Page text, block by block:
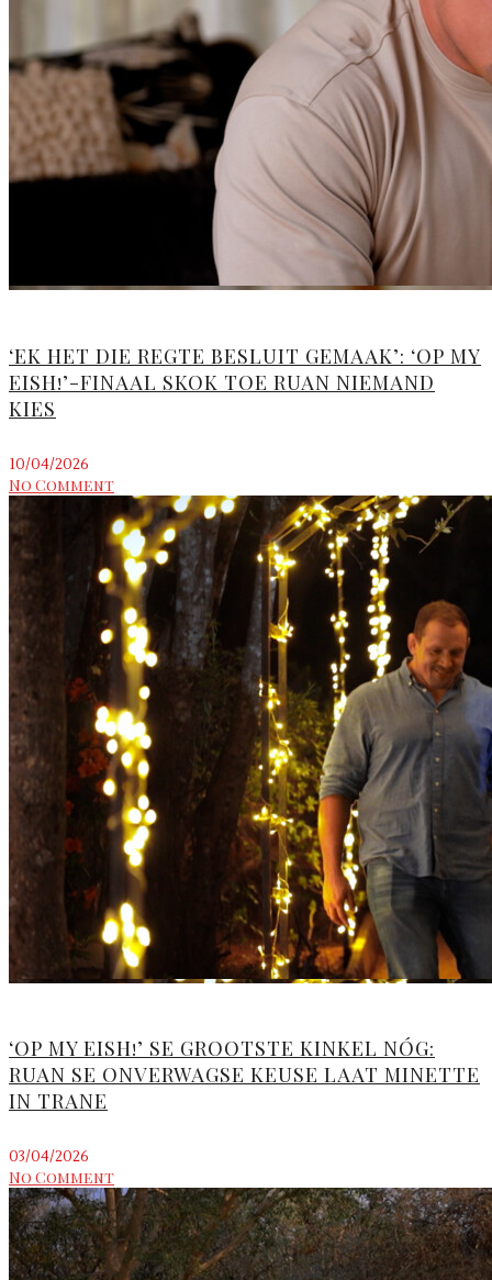
‘EK HET DIE REGTE BESLUIT GEMAAK’: ‘OP MY
EISH!’-FINAAL SKOK TOE RUAN NIEMAND
KIES
10/04/2026
No Comment
‘OP MY EISH!’ SE GROOTSTE KINKEL NÓG:
RUAN SE ONVERWAGSE KEUSE LAAT MINETTE
IN TRANE
03/04/2026
No Comment